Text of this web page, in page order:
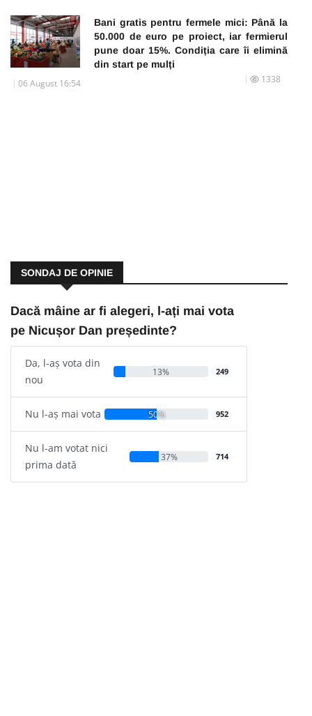
Bani gratis pentru fermele mici: Până la
50.000 de euro pe proiect, iar fermierul
pune doar 15%. Condiția care îi elimină
din start pe mulți
06 August 16:54 1338
SONDAJ DE OPINIE
Dacă mâine ar fi alegeri, l-ați mai vota
pe Nicușor Dan președinte?
Da, l-aș vota din
nou
13% 249
Nu l-aș mai vota 50% 952
Nu l-am votat nici
prima dată
37% 714